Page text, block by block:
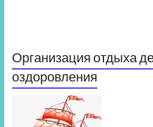
Организация отдыха
оздоровления